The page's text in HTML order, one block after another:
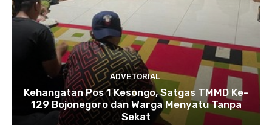
ADVETORIAL
Kehangatan Pos 1 Kesongo, Satgas TMMD Ke-
129 Bojonegoro dan Warga Menyatu Tanpa
Sekat